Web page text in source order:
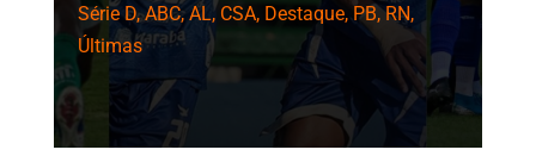
Série D,ABC,AL, CSA, Destaque,PB,RN,
Últimas